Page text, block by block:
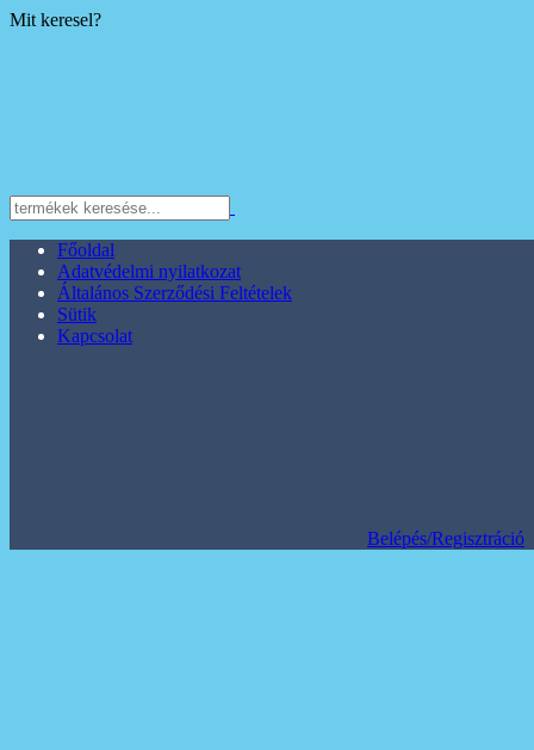
Mit keresel?
Főoldal
Adatvédelmi nyilatkozat
Általános Szerződési Feltételek
Sütik
Kapcsolat
Belépés/Regisztráció